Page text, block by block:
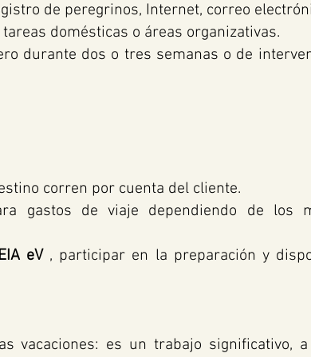
de peregrinos, Internet, correo
domésticas o áreas organizativas.
durante dos o tres semanas o de
corren por cuenta del cliente.
gastos de viaje dependiendo de los
eV, participar en la preparación y
vacaciones: es un trabajo significativo, a